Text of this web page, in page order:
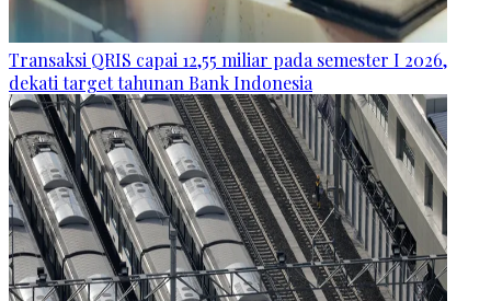
Transaksi QRIS capai 12,55 miliar pada semester I 2026,
dekati target tahunan Bank Indonesia